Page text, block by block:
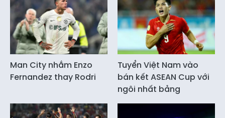
Man City nhắm Enzo
Fernandez thay Rodri
Tuyển Việt Nam vào
bán kết ASEAN Cup với
ngôi nhất bảng